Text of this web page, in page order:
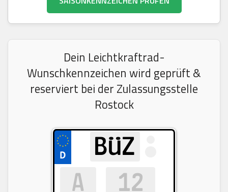
Dein Leichtkraftrad-
Wunschkennzeichen wird geprüft &
reserviert bei der Zulassungsstelle
Rostock